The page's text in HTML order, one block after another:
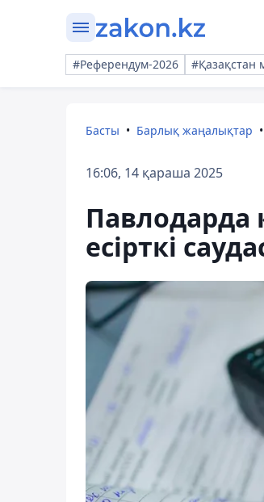
#Референдум-2026
Басты Барлық жаңалықтар
16:06, 14 қараша 2025
Павлодарда
есірткі